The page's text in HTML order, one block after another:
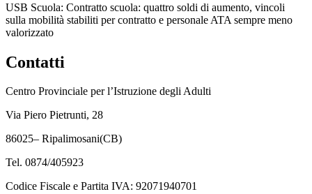
USB Scuola: Contratto scuola: quattro soldi di aumento, vincoli
sulla mobilità stabiliti per contratto e personale ATA sempre meno
valorizzato
Contatti
Centro Provinciale per l’Istruzione degli Adulti
Via Piero Pietrunti, 28
86025– Ripalimosani(CB)
Tel. 0874/405923
Codice Fiscale e Partita IVA: 92071940701